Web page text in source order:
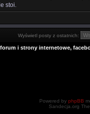
stoi.
Wyświetl posty z ostatnich:
forum i strony internetowe,
Powered by phpBB
Sandecja.org